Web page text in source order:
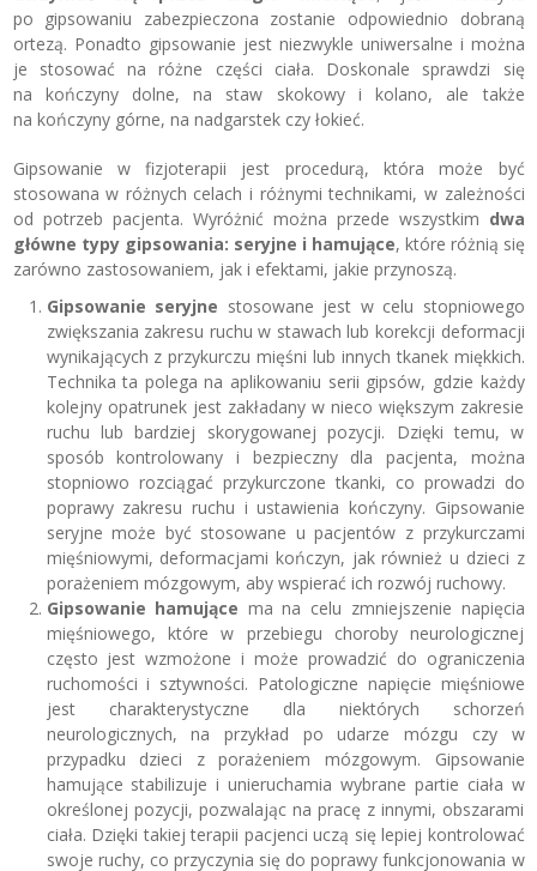
po gipsowaniu zabezpieczona zostanie odpowiednio dobraną
ortezą. Ponadto gipsowanie jest niezwykle uniwersalne i można
je stosować na różne części ciała. Doskonale sprawdzi się
na kończyny dolne, na staw skokowy i kolano, ale także
na kończyny górne, na nadgarstek czy łokieć.
Gipsowanie w fizjoterapii jest procedurą, która może być
stosowana w różnych celach i różnymi technikami, w zależności
od potrzeb pacjenta. Wyróżnić można przede wszystkim dwa
główne typy gipsowania: seryjne i hamujące, które różnią się
zarówno zastosowaniem, jak i efektami, jakie przynoszą.
Gipsowanie seryjne stosowane jest w celu stopniowego
zwiększania zakresu ruchu w stawach lub korekcji deformacji
wynikających z przykurczu mięśni lub innych tkanek miękkich.
Technika ta polega na aplikowaniu serii gipsów, gdzie każdy
kolejny opatrunek jest zakładany w nieco większym zakresie
ruchu lub bardziej skorygowanej pozycji. Dzięki temu, w
sposób kontrolowany i bezpieczny dla pacjenta, można
stopniowo rozciągać przykurczone tkanki, co prowadzi do
poprawy zakresu ruchu i ustawienia kończyny. Gipsowanie
seryjne może być stosowane u pacjentów z przykurczami
mięśniowymi, deformacjami kończyn, jak również u dzieci z
porażeniem mózgowym, aby wspierać ich rozwój ruchowy.
Gipsowanie hamujące ma na celu zmniejszenie napięcia
mięśniowego, które w przebiegu choroby neurologicznej
często jest wzmożone i może prowadzić do ograniczenia
ruchomości i sztywności. Patologiczne napięcie mięśniowe
jest charakterystyczne dla niektórych schorzeń
neurologicznych, na przykład po udarze mózgu czy w
przypadku dzieci z porażeniem mózgowym. Gipsowanie
hamujące stabilizuje i unieruchamia wybrane partie ciała w
określonej pozycji, pozwalając na pracę z innymi, obszarami
ciała. Dzięki takiej terapii pacjenci uczą się lepiej kontrolować
swoje ruchy, co przyczynia się do poprawy funkcjonowania w